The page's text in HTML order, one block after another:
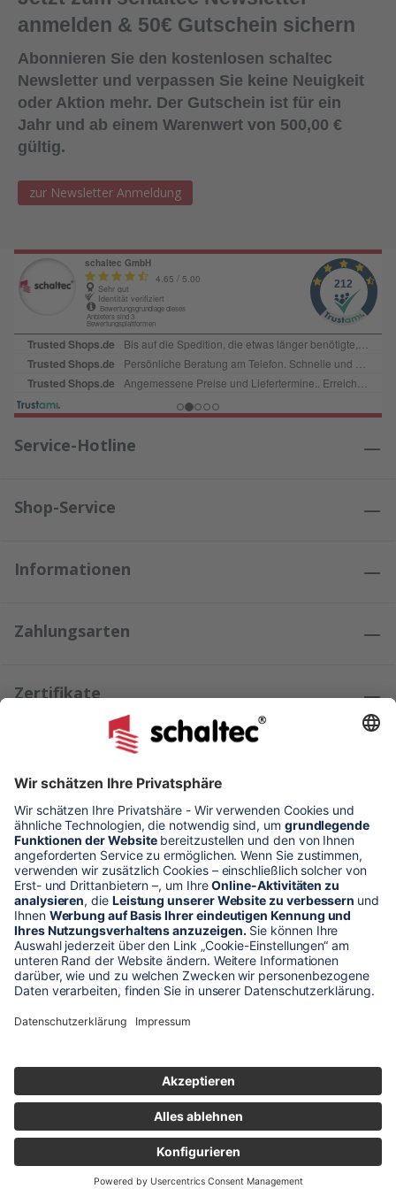
Dichtmittel gelangt (um die Haftwirkung nicht zu
beeinträchtigen).Lagerung:18 Monate bei ungeöffneter
Verpackung an einem kühlen und trockenen Lagerort bei
Temperaturen zwischen +5°C und +25
°C. Lieferform:600ml Folienbeutel, 12
Beutel/KartonFarbe:SchwarzAbgabe:Nur in Verbindung mit
Bestellung von Ersatzplatten in passender Menge!
anmelden & 50€ Gutschein sichern
Abonnieren Sie den kostenlosen schaltec
Newsletter und verpassen Sie keine Neuigkeit
oder Aktion mehr. Der Gutschein ist für ein
Jahr und ab einem Warenwert von 500,00 €
gültig.
zur Newsletter Anmeldung
Service-Hotline
Shop-Service
Informationen
Zahlungsarten
Zertifikate
Kundenmeinungen
* Alle Preise verstehen sich zzgl. Mehrwertsteuer und Versandkosten
Unser Shop-Angebot richtet sich nur an gewerbliche
** LP = Listenneupreis (netto) des Herstellers
Mitarbeitern bearbeitet. Sie erhalten in jedem Fall ein Angebot bzw.
eine Auftragsbestätigung.
Produktabbildungen von Gebrauchtartikeln entsprechen nicht immer
der vorrätigen Ware - sie können ähnliche Produkte zeigen.
© 2026 schaltec GmbH |Impressum